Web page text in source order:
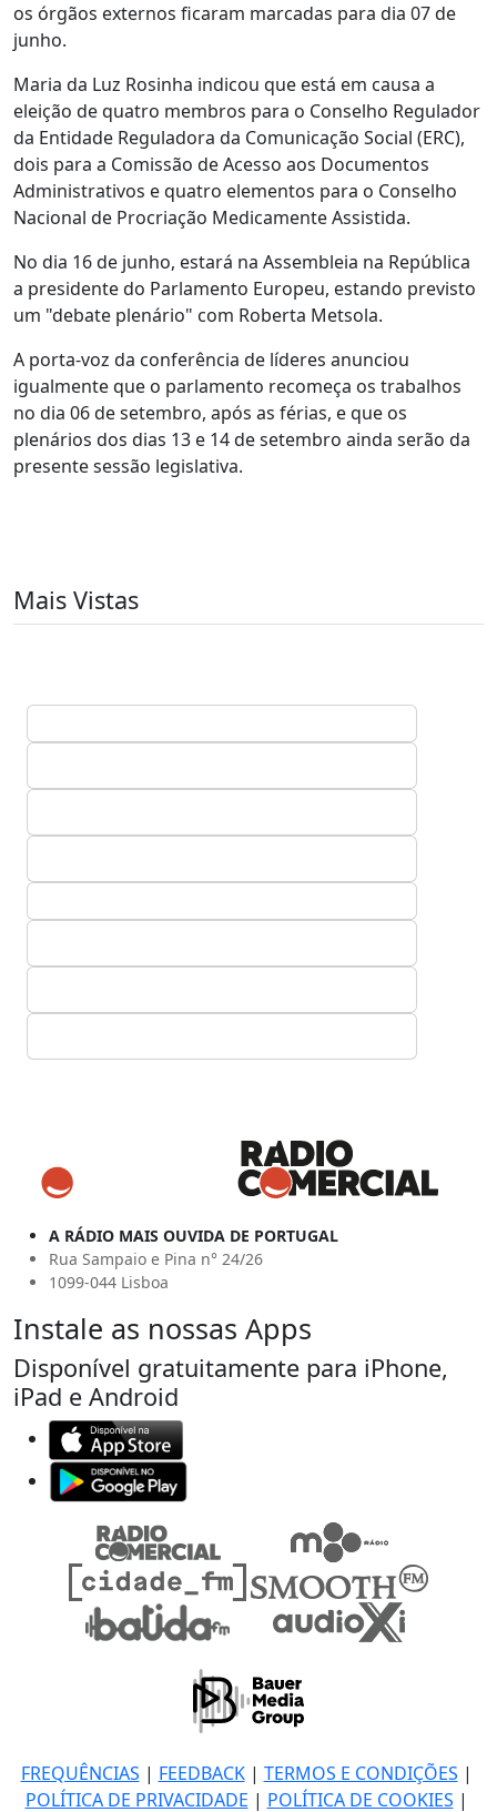
os órgãos externos ficaram marcadas para dia 07 de
junho.
Maria da Luz Rosinha indicou que está em causa a
eleição de quatro membros para o Conselho Regulador
da Entidade Reguladora da Comunicação Social (ERC),
dois para a Comissão de Acesso aos Documentos
Administrativos e quatro elementos para o Conselho
Nacional de Procriação Medicamente Assistida.
No dia 16 de junho, estará na Assembleia na República
a presidente do Parlamento Europeu, estando previsto
um "debate plenário" com Roberta Metsola.
A porta-voz da conferência de líderes anunciou
igualmente que o parlamento recomeça os trabalhos
no dia 06 de setembro, após as férias, e que os
plenários dos dias 13 e 14 de setembro ainda serão da
presente sessão legislativa.
Mais Vistas
A RÁDIO MAIS OUVIDA DE PORTUGAL
Rua Sampaio e Pina n° 24/26
1099-044 Lisboa
Instale as nossas Apps
Disponível gratuitamente para iPhone,
iPad e Android
FREQUÊNCIAS | FEEDBACK| TERMOS E CONDIÇÕES |
POLÍTICA DE PRIVACIDADE | POLÍTICA DE COOKIES |